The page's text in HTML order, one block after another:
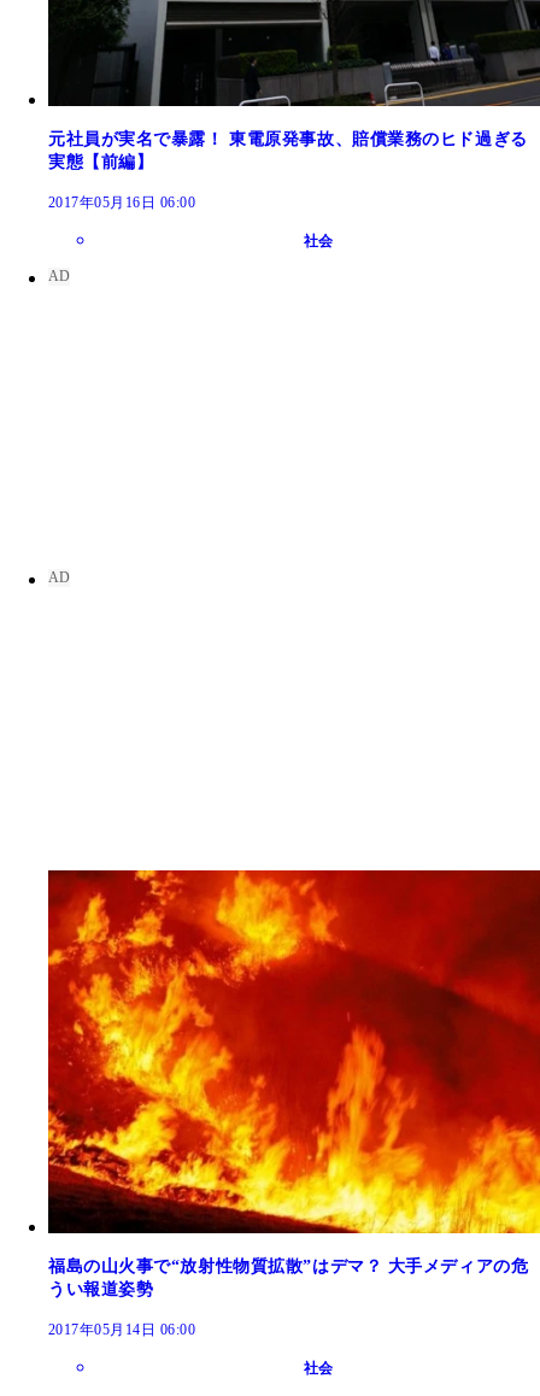
元社員が実名で暴露！ 東電原発事故、賠償業務のヒド過ぎる
実態【前編】
2017年05月16日 06:00
社会
福島の山火事で“放射性物質拡散”はデマ？ 大手メディアの危
うい報道姿勢
2017年05月14日 06:00
社会